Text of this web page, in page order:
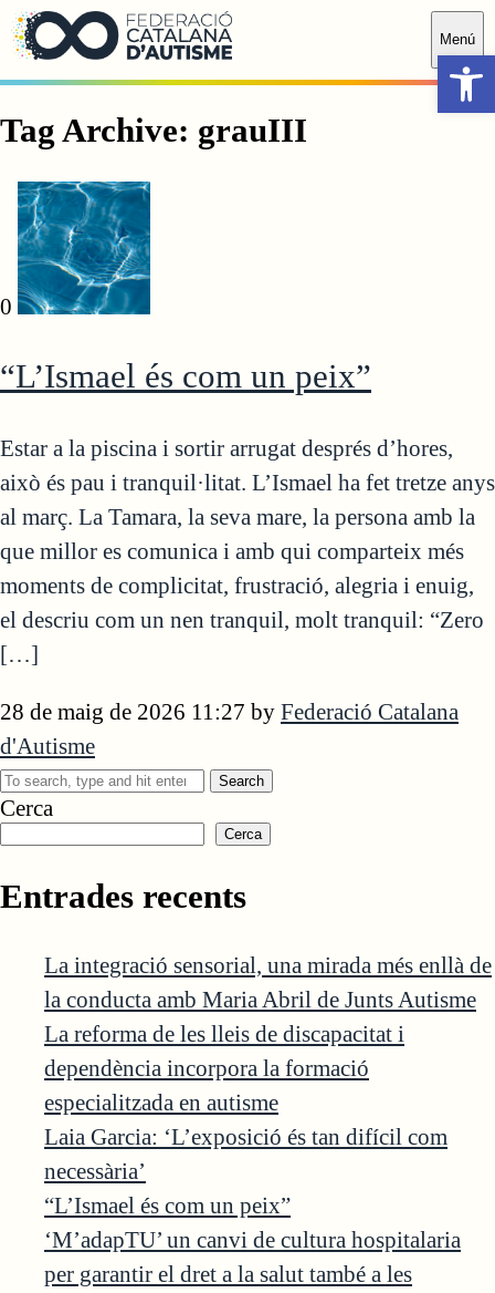
Saltar al contingut principal
Menú
Tag Archive: grauIII
0
“L’Ismael és com un peix”
Estar a la piscina i sortir arrugat després d’hores,
això és pau i tranquil·litat. L’Ismael ha fet tretze anys
al març. La Tamara, la seva mare, la persona amb la
que millor es comunica i amb qui comparteix més
moments de complicitat, frustració, alegria i enuig,
el descriu com un nen tranquil, molt tranquil: “Zero
[…]
28 de maig de 2026 11:27 by Federació Catalana
d'Autisme
Search
Cerca
Cerca
Entrades recents
La integració sensorial, una mirada més enllà de
la conducta amb Maria Abril de Junts Autisme
La reforma de les lleis de discapacitat i
dependència incorpora la formació
especialitzada en autisme
Laia Garcia: ‘L’exposició és tan difícil com
necessària’
“L’Ismael és com un peix”
‘M’adapTU’ un canvi de cultura hospitalaria
per garantir el dret a la salut també a les